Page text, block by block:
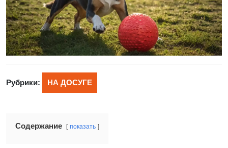
Рубрики: НА ДОСУГЕ
Содержание показать